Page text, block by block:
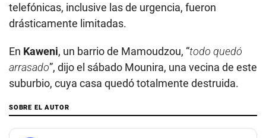
telefónicas, inclusive las de urgencia, fueron
drásticamente limitadas.
En Kaweni, un barrio de Mamoudzou, “todo quedó
arrasado”, dijo el sábado Mounira, una vecina de este
suburbio, cuya casa quedó totalmente destruida.
SOBRE EL AUTOR